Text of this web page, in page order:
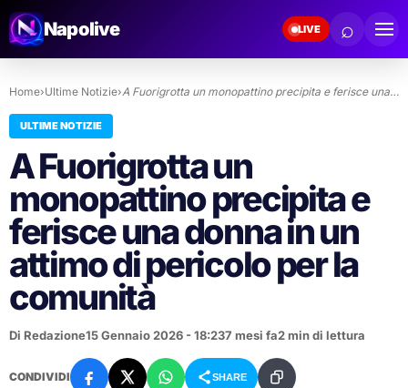
Napolive LIVE ⌕
Home›Ultime Notizie›A Fuorigrotta un monopattino precipita e ferisce una…
ULTIME NOTIZIE
A Fuorigrotta un
monopattino precipita e
ferisce una donna in un
attimo di pericolo per la
comunità
Di Redazione15 Gennaio 2026 - 18:237 mesi fa2 min di lettura
CONDIVIDI SHARE